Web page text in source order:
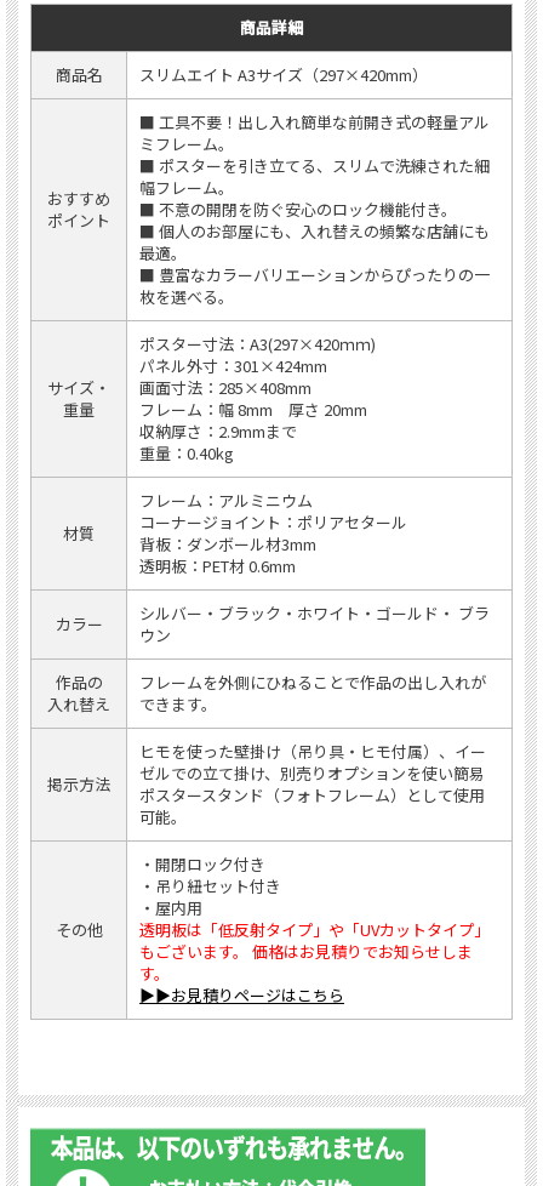
商品詳細
商品名 スリムエイト A3サイズ（297×420mm）
おすすめ
ポイント
■ 工具不要！出し入れ簡単な前開き式の軽量アル
ミフレーム。
■ ポスターを引き立てる、スリムで洗練された細
幅フレーム。
■ 不意の開閉を防ぐ安心のロック機能付き。
■ 個人のお部屋にも、入れ替えの頻繁な店舗にも
最適。
■ 豊富なカラーバリエーションからぴったりの一
枚を選べる。
サイズ・
重量
ポスター寸法：A3(297×420ｍｍ)
パネル外寸：301×424mm
画面寸法：285×408mm
フレーム：幅 8mm 厚さ 20mm
収納厚さ：2.9mmまで
重量：0.40kg
材質
フレーム：アルミニウム
コーナージョイント：ポリアセタール
背板：ダンボール材3mm
透明板：PET材 0.6mm
カラー
シルバー・ブラック・ホワイト・ゴールド・ ブラ
ウン
作品の
入れ替え
フレームを外側にひねることで作品の出し入れが
できます。
掲示方法
ヒモを使った壁掛け（吊り具・ヒモ付属）、イー
ゼルでの立て掛け、別売りオプションを使い簡易
ポスタースタンド（フォトフレーム）として使用
可能。
その他
・開閉ロック付き
・吊り紐セット付き
・屋内用
透明板は「低反射タイプ」や「UVカットタイプ」
もございます。 価格はお見積りでお知らせしま
す。
▶▶お見積りページはこちら